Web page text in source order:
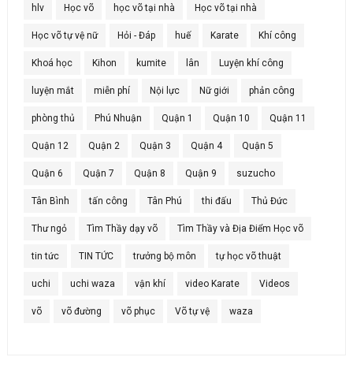
hlv Học võ học võ tại nhà Học võ tại nhà
Học võ tự vệ nữ Hỏi - Đáp huế Karate Khí công
Khoá học Kihon kumite lân Luyện khí công
luyện mắt miễn phí Nội lực Nữ giới phản công
phòng thủ Phú Nhuận Quận 1 Quận 10 Quận 11
Quận 12 Quận 2 Quận 3 Quận 4 Quận 5
Quận 6 Quận 7 Quận 8 Quận 9 suzucho
Tân Bình tấn công Tân Phú thi đấu Thủ Đức
Thư ngỏ Tìm Thầy dạy võ Tìm Thầy và Địa Điểm Học võ
tin tức TIN TỨC trưởng bộ môn tự học võ thuật
uchi uchi waza vận khí video Karate Videos
võ võ đường võ phục Võ tự vệ waza